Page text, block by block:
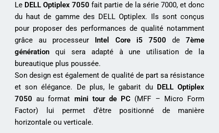
Le DELL Optiplex 7050 fait partie de la série 7000, et donc
du haut de gamme des DELL Optiplex. Ils sont conçus
pour proposer des performances de qualité notamment
grâce au processeur Intel Core i5 7500 de 7ème
génération qui sera adapté à une utilisation de la
bureautique plus poussée.
Son design est également de qualité de part sa résistance
et son élégance. De plus, le gabarit du DELL Optiplex
7050au format mini tour de PC (MFF – Micro Form
Factor) lui permet d’être positionné de manière
horizontale ou verticale.